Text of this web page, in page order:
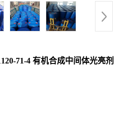
71-4 有机合成中间体光亮剂